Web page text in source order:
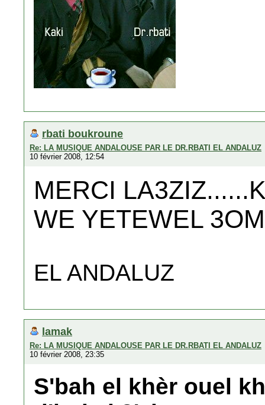
rbati boukroune
Re: LA MUSIQUE ANDALOUSE PAR LE DR.RBATI EL ANDALUZ
10 février 2008, 12:54
MERCI
WE YETEWEL
EL ANDALUZ
lamak
Re: LA MUSIQUE ANDALOUSE PAR LE DR.RBATI EL ANDALUZ
10 février 2008, 23:35
S'bah el khèr ouel